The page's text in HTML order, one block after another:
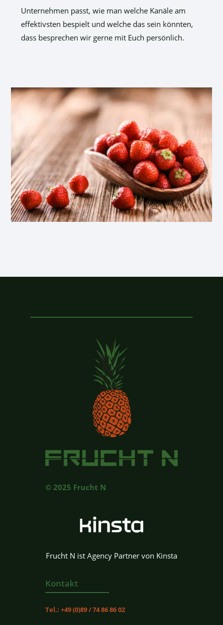
Unternehmen passt, wie man welche Kanäle am
effektivsten bespielt und welche das sein könnten,
dass besprechen wir gerne mit Euch persönlich.
© 2025 Frucht N
Frucht N ist Agency Partner von Kinsta
Kontakt
Tel.: +49 (0)89 / 74 86 86 02